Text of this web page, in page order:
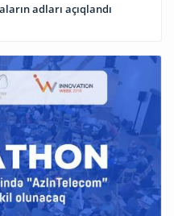
adları açıqlandı